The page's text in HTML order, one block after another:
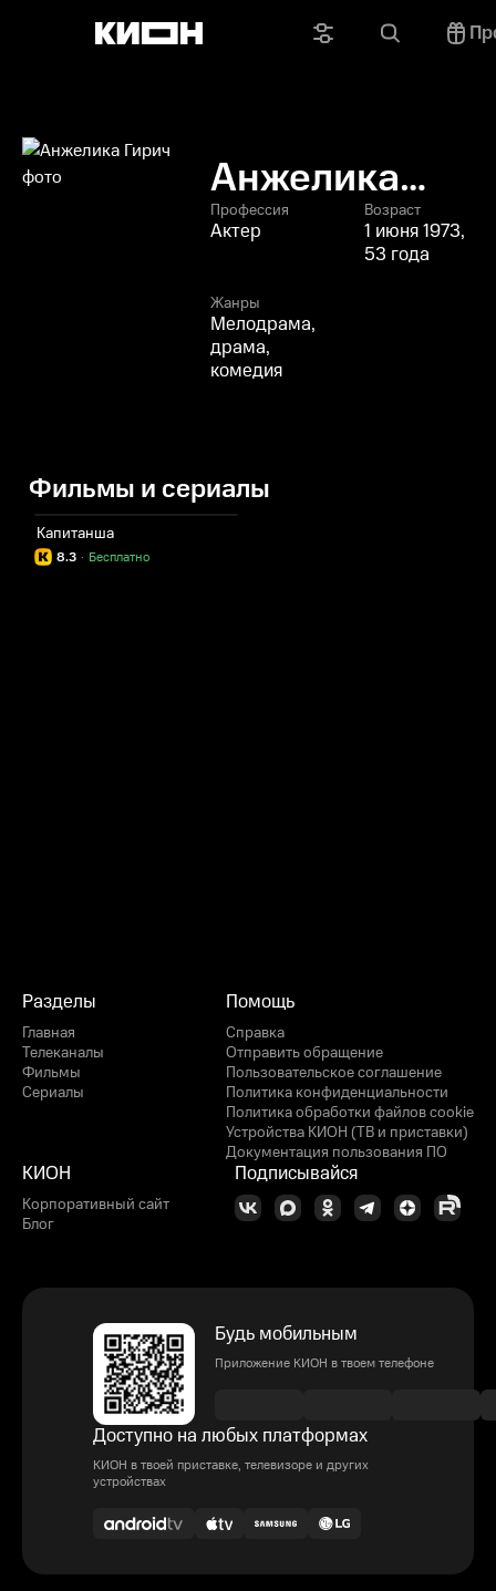
Анжелика
Гирич
Профессия
Актер
Возраст
1 июня 1973,
53 года
Жанры
Мелодрама,
драма,
комедия
Фильмы и сериалы
Капитанша
8.3 Бесплатно
·
Разделы
Главная
Телеканалы
Фильмы
Сериалы
Помощь
Справка
Отправить обращение
Пользовательское соглашение
Политика конфиденциальности
Политика обработки файлов cookie
Устройства КИОН (ТВ и приставки)
Документация пользования ПО
КИОН
Корпоративный сайт
Блог
Подписывайся
Будь мобильным
Приложение КИОН в твоем телефоне
Доступно на любых платформах
КИОН в твоей приставке, телевизоре и других
устройствах